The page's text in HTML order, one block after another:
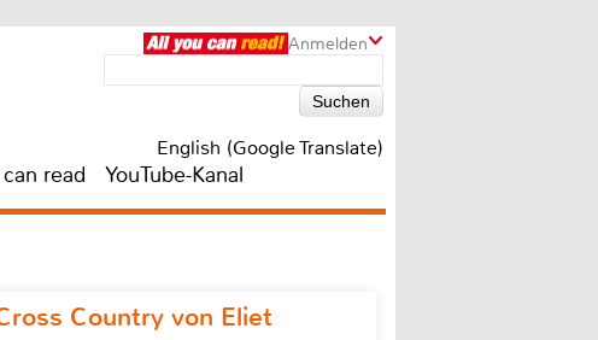
Anmelden
English (Google Translate)
read YouTube-Kanal
Country von Eliet